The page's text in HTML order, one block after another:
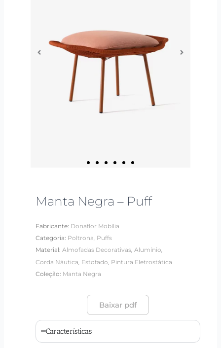
Manta Negra – Puff
Fabricante: Donaflor Mobília
Categoria: Poltrona Puffs
Material:Almofadas Decorativas Alumínio
Corda Náutica Estofado Pintura Eletrostática
Coleção: Manta Negra
Baixar pdf
Características